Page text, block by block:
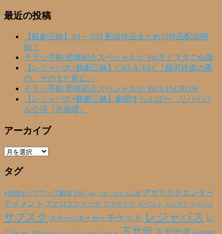
最近の投稿
【観劇三昧】6/1～7/31 配信作品まとめ15作品配信開
始！
チラシ手帖 団体紹介スペシャル☆ Vol.9 ミズタニ会議
【レジャパス×観劇三昧】CAT-A-TAC『銀河鉄道の夜
の、そのまた夜に』
チラシ手帖 団体紹介スペシャル☆ Vol.8 JACROW
【レジャパス×観劇三昧】劇団すらんばー リバイバ
ル公演『色相環』
アーカイブ
ア
カ
ブ
タグ
#池袋ポップアップ劇場 ENG yhs こわっぱちゃん家 アガリスクエンター
テイメント アナログスイッチ アマヤドリ イベント カンチケ ゲキバカ
サブスク ステージタイガー チケット レジャパス レ